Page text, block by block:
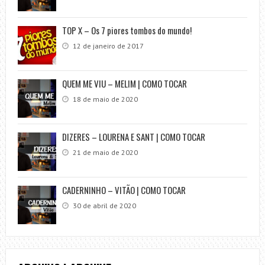
TOP X – Os 7 piores tombos do mundo!
12 de janeiro de 2017
QUEM ME VIU – MELIM | COMO TOCAR
18 de maio de 2020
DIZERES – LOURENA E SANT | COMO TOCAR
21 de maio de 2020
CADERNINHO – VITÃO | COMO TOCAR
30 de abril de 2020